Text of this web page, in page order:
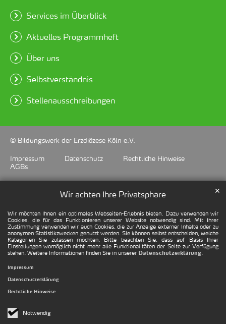
Wir achten Ihre Privatsphäre
Wir möchten Ihnen ein optimales Webseiten-Erlebnis bieten. Dazu verwenden wir
Cookies, die für das Funktionieren unserer Website notwendig sind. Mit Ihrer
Zustimmung verwenden wir auch Cookies, die zur Anzeige externer Inhalte oder zu
anonymen Statistikzwecken genutzt werden. Sie können selbst entscheiden, welche
Kategorien Sie zulassen möchten. Bitte beachten Sie, dass auf Basis Ihrer
Einstellungen womöglich nicht mehr alle Funktionalitäten der Seite zur Verfügung
stehen. Weitere Informationen finden Sie in unserer Datenschutzerklärung.
Notwendig
✕
Impressum
Datenschutzerklärung
Rechtliche Hinweise
Services im Überblick
Aktuelles Programmheft
Über uns
Selbstverständnis
Stellenausschreibungen
© Bildungswerk der Erzdiözese Köln e.V.
Impressum
Datenschutz
Rechtliche Hinweise
AGBs